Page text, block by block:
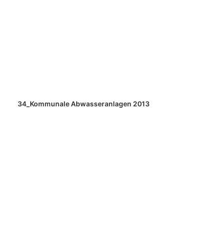
34_Kommunale Abwasseranlagen 2013